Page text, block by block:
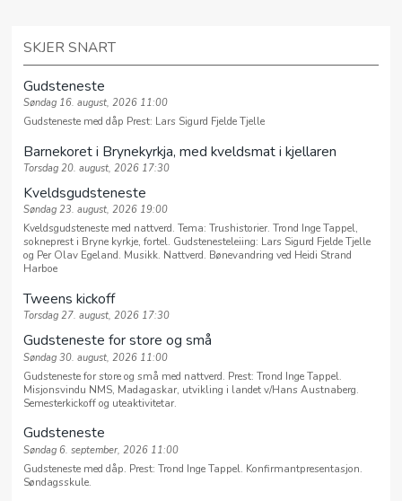
SKJER SNART
Gudsteneste
Søndag 16. august, 2026 11:00
Gudsteneste med dåp Prest: Lars Sigurd Fjelde Tjelle
Barnekoret i Brynekyrkja, med kveldsmat i kjellaren
Torsdag 20. august, 2026 17:30
Kveldsgudsteneste
Søndag 23. august, 2026 19:00
Kveldsgudsteneste med nattverd. Tema: Trushistorier. Trond Inge Tappel,
sokneprest i Bryne kyrkje, fortel. Gudstenesteleiing: Lars Sigurd Fjelde Tjelle
og Per Olav Egeland. Musikk. Nattverd. Bønevandring ved Heidi Strand
Harboe
Tweens kickoff
Torsdag 27. august, 2026 17:30
Gudsteneste for store og små
Søndag 30. august, 2026 11:00
Gudsteneste for store og små med nattverd. Prest: Trond Inge Tappel.
Misjonsvindu NMS, Madagaskar, utvikling i landet v/Hans Austnaberg.
Semesterkickoff og uteaktivitetar.
Gudsteneste
Søndag 6. september, 2026 11:00
Gudsteneste med dåp. Prest: Trond Inge Tappel. Konfirmantpresentasjon.
Søndagsskule.